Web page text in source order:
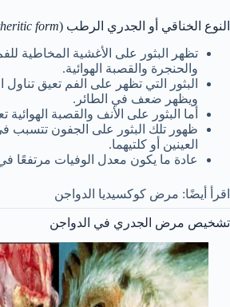
النوع الخناقي أو الجدري الرطب (form
تظهر البثور على الأغشية المخاطية
والحنجرة والقصبة الهوائية.
البثور التي تظهر على الفم تعيق تناول
ويظهر ضعف في الطائر.
أما البثور على الأنف والقصبة
ظهور تلك البثور على الجفون تتسبب
العينين أو كلتيهما.
عادة ما يكون معدل الوفيات مرتفعًا
اقرأ أيضًا: مرض كوكسيديا الدواجن
تشخيص مرض الجدري في الدواجن